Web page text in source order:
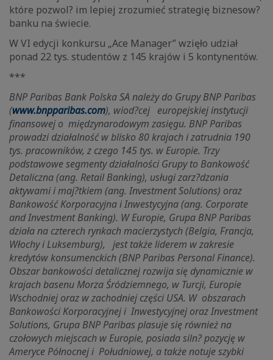
które pozwol? im lepiej zrozumieć strategię biznesow?
banku na świecie.
W VI edycji konkursu „Ace Manager” wzięło udział
ponad 22 tys. studentów z 145 krajów i 5 kontynentów.
***
BNP Paribas Bank Polska SA należy do Grupy BNP Paribas
(www.bnpparibas.com), wiod?cej europejskiej instytucji
finansowej o międzynarodowym zasięgu. BNP Paribas
prowadzi działalność w blisko 80 krajach i zatrudnia 190
tys. pracowników, z czego 145 tys. w Europie. Trzy
podstawowe segmenty działalności Grupy to Bankowość
Detaliczna (ang. Retail Banking), usługi zarz?dzania
aktywami i maj?tkiem (ang. Investment Solutions) oraz
Bankowość Korporacyjna i Inwestycyjna (ang. Corporate
and Investment Banking). W Europie, Grupa BNP Paribas
działa na czterech rynkach macierzystych (Belgia, Francja,
Włochy i Luksemburg), jest także liderem w zakresie
kredytów konsumenckich (BNP Paribas Personal Finance).
Obszar bankowości detalicznej rozwija się dynamicznie w
krajach basenu Morza Śródziemnego, w Turcji, Europie
Wschodniej oraz w zachodniej części USA. W obszarach
Bankowości Korporacyjnej i Inwestycyjnej oraz Investment
Solutions, Grupa BNP Paribas plasuje się również na
czołowych miejscach w Europie, posiada siln? pozycję w
Ameryce Północnej i Południowej, a także notuje szybki